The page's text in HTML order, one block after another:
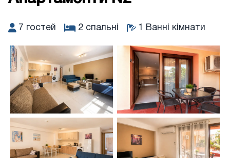
7 гостей 2 спальні 1 Ванні кімнати